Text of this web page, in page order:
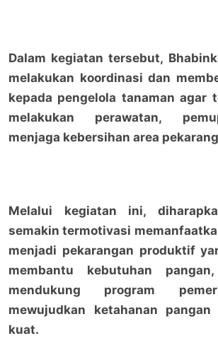
Dalam kegiatan tersebut,
melakukan koordinasi dan
kepada pengelola tanaman agar
melakukan perawatan,
menjaga kebersihan area
Melalui kegiatan ini,
semakin termotivasi
menjadi pekarangan produktif
membantu kebutuhan
mendukung program
mewujudkan ketahanan
kuat.